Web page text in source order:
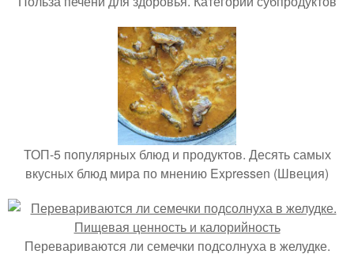
ТОП-5 популярных блюд и продуктов. Десять самых
вкусных блюд мира по мнению Expressen (Швеция)
Перевариваются ли семечки подсолнуха в желудке.